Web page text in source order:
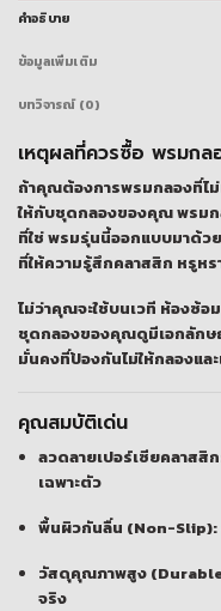
คำอธิบาย
ข้อมูลเพิ่มเติม
บทวิจารณ์ (0)
เหตุผลที่ควรซื้อ พรมกล
ถ้าคุณต้องการพรมกลองที่ไ
ให้กับชุดกลองของคุณ พรมก
ที่ใช่ พรมรุ่นนี้ออกแบบมาด้ว
ที่ให้ความรู้สึกคลาสสิก หรูห
ไม่ว่าคุณจะใช้บนเวที ห้องซ้อ
ชุดกลองของคุณดูมีเอกลัก
มั่นคงที่ป้องกันไม่ให้กลองแล
คุณสมบัติเด่น
ลวดลายเปอร์เซียคลาสสิ
เฉพาะตัว
พื้นผิวกันลื่น (Non-Slip):
วัสดุคุณภาพสูง
จริง